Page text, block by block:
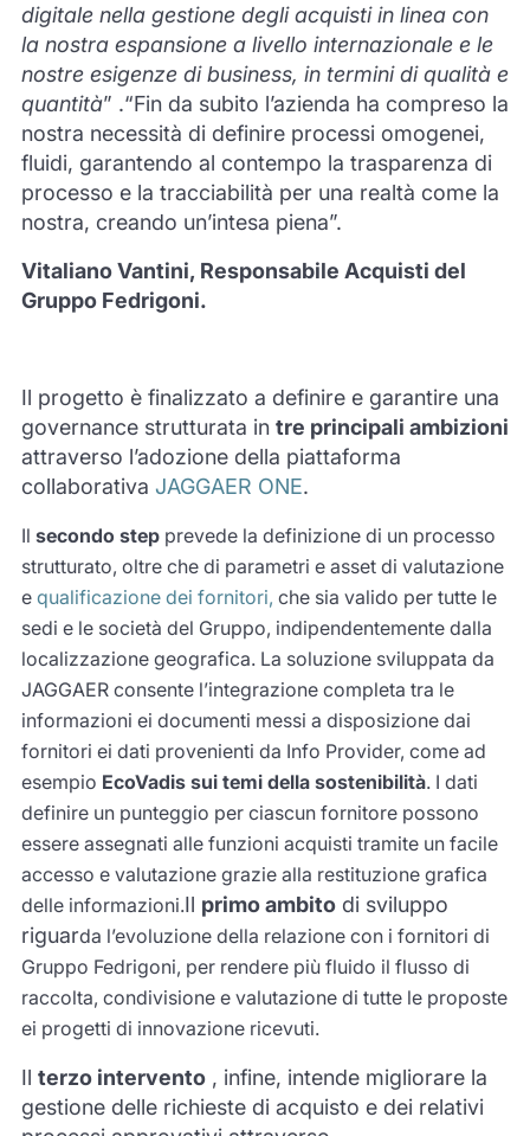
digitale nella gestione degli acquisti in linea con
la nostra espansione a livello internazionale e le
nostre esigenze di business, in termini di qualità e
quantità” .“Fin da subito l’azienda ha compreso la
nostra necessità di definire processi omogenei,
fluidi, garantendo al contempo la trasparenza di
processo e la tracciabilità per una realtà come la
nostra, creando un’intesa piena”.
Vitaliano Vantini, Responsabile Acquisti del
Gruppo Fedrigoni.
Il progetto è finalizzato a definire e garantire una
governance strutturata in tre principali ambizioni
attraverso l’adozione della piattaforma
collaborativa JAGGAER ONE.
Il secondo stepprevede la definizione di un processo
strutturato, oltre che di parametri e asset di valutazione
e qualificazione dei fornitori, che sia valido per tutte le
sedi e le società del Gruppo, indipendentemente dalla
localizzazione geografica. La soluzione sviluppata da
JAGGAER consente l’integrazione completa tra le
informazioni ei documenti messi a disposizione dai
fornitori ei dati provenienti da Info Provider, come ad
esempio EcoVadis sui temi della sostenibilità. I dati
definire un punteggio per ciascun fornitore possono
essere assegnati alle funzioni acquisti tramite un facile
accesso e valutazione grazie alla restituzione grafica
delle informazioni.Il primo ambitodi sviluppo
riguarda l’evoluzione della relazione con i fornitori di
Gruppo Fedrigoni, per rendere più fluido il flusso di
raccolta, condivisione e valutazione di tutte le proposte
ei progetti di innovazione ricevuti.
Il terzo intervento, infine, intende migliorare la
gestione delle richieste di acquisto e dei relativi